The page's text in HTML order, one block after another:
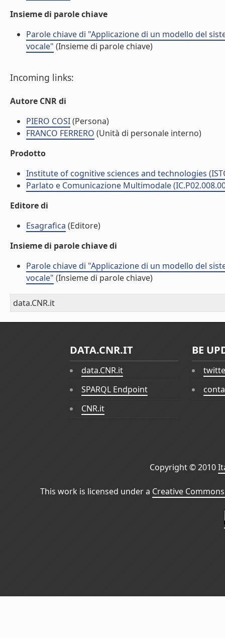
Insieme di parole chiave
Parole chiave di "Applicazione di un modello del
vocale" (Insieme di parole chiave)
Incoming links:
Autore CNR di
PIERO COSI(Persona)
FRANCO FERRERO (Unità di personale interno)
Prodotto
Institute of cognitive sciences and technologies
Parlato e Comunicazione Multimodale
Editore di
Esagrafica (Editore)
Insieme di parole chiave di
Parole chiave di "Applicazione di un modello del
vocale" (Insieme di parole chiave)
data.CNR.it
DATA.CNR.IT
data.CNR.it
SPARQL Endpoint
CNR.it
BE
Copyright © 2010
This work is licensed under a Creative